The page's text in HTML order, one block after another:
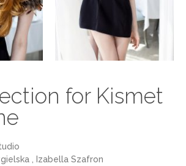
for Kismet
, Izabella Szafron